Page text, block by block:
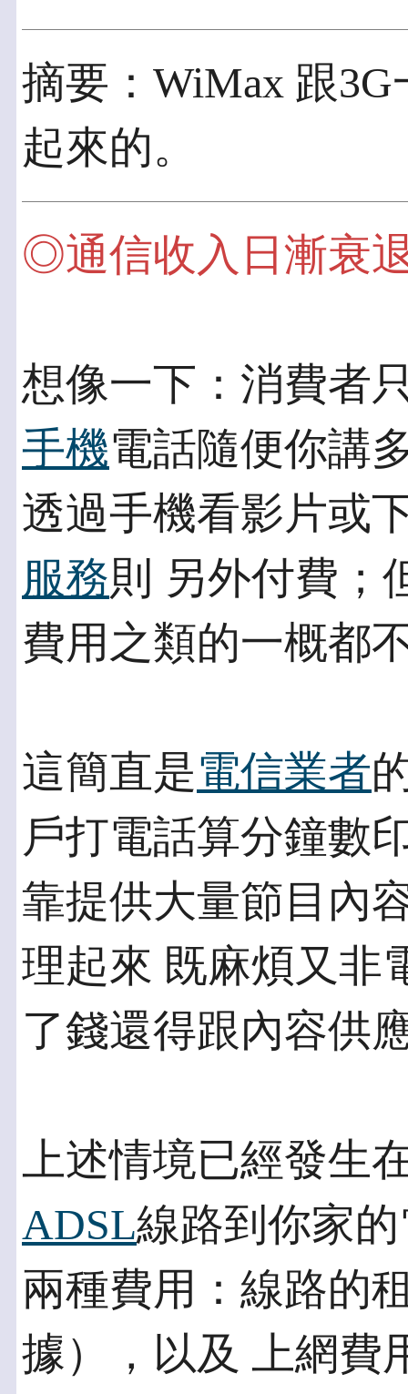
摘要：WiMax 跟
起來的。
◎通信收入日漸衰
想像一下：消費者
手機電話隨便你講
透過手機看影片或
服務則 另外付費；
費用之類的一概都
這簡直是電信業者
戶打電話算分鐘數
靠提供大量節目內
理起來 既麻煩又非
了錢還得跟內容供
上述情境已經發生
ADSL線路到你家
兩種費用：線路的
據），以及 上網費